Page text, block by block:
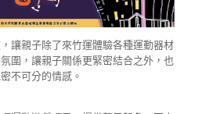
讓親子除了來竹運體驗各種運動器材
圍，讓親子關係更緊密結合之外，也
不可分的情感。